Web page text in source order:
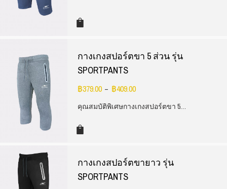
กางเกงสปอร์ตขา 5 ส่วน รุ่น
SPORTPANTS
฿379.00 – ฿409.00
คุณสมบัติพิเศษกางเกงสปอร์ตขา 5…
กางเกงสปอร์ตขายาว รุ่น
SPORTPANTS